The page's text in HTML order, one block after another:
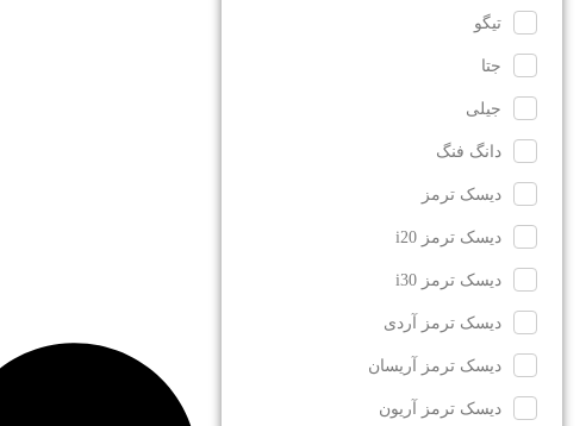
تیگو
جتا
جیلی
دانگ فنگ
دیسک ترمز
دیسک ترمز i20
دیسک ترمز i30
دیسک ترمز آردی
دیسک ترمز آریسان
دیسک ترمز آریون